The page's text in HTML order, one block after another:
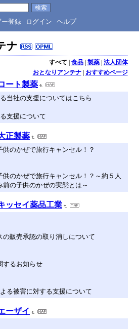
ー登録 ログイン ヘルプ
ナ
すべて | 食品| 製薬| 法人団体
おとなりアンテナ| おすすめページ
ート製薬
当社の支援についてはこちら
支援について
正製薬
のかぜで旅行キャンセル！？
のかぜで旅行キャンセル！？～約５人
前の子供のかぜの実態とは～
ッセイ薬品工業
販売承認の取り消しについて
するお知らせ
る被害に対する支援について
ーザイ